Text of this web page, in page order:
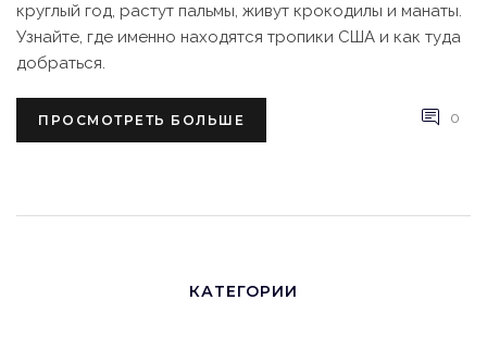
круглый год, растут пальмы, живут крокодилы и манаты.
Узнайте, где именно находятся тропики США и как туда
добраться.
ПРОСМОТРЕТЬ БОЛЬШЕ 0
КАТЕГОРИИ